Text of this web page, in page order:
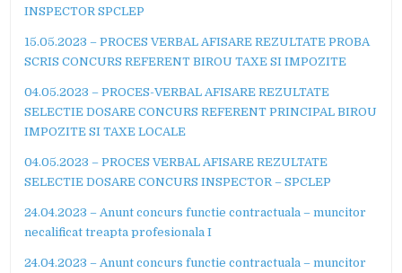
INSPECTOR SPCLEP
15.05.2023 – PROCES VERBAL AFISARE REZULTATE PROBA
SCRIS CONCURS REFERENT BIROU TAXE SI IMPOZITE
04.05.2023 – PROCES-VERBAL AFISARE REZULTATE
SELECTIE DOSARE CONCURS REFERENT PRINCIPAL BIROU
IMPOZITE SI TAXE LOCALE
04.05.2023 – PROCES VERBAL AFISARE REZULTATE
SELECTIE DOSARE CONCURS INSPECTOR – SPCLEP
24.04.2023 – Anunt concurs functie contractuala – muncitor
necalificat treapta profesionala I
24.04.2023 – Anunt concurs functie contractuala – muncitor